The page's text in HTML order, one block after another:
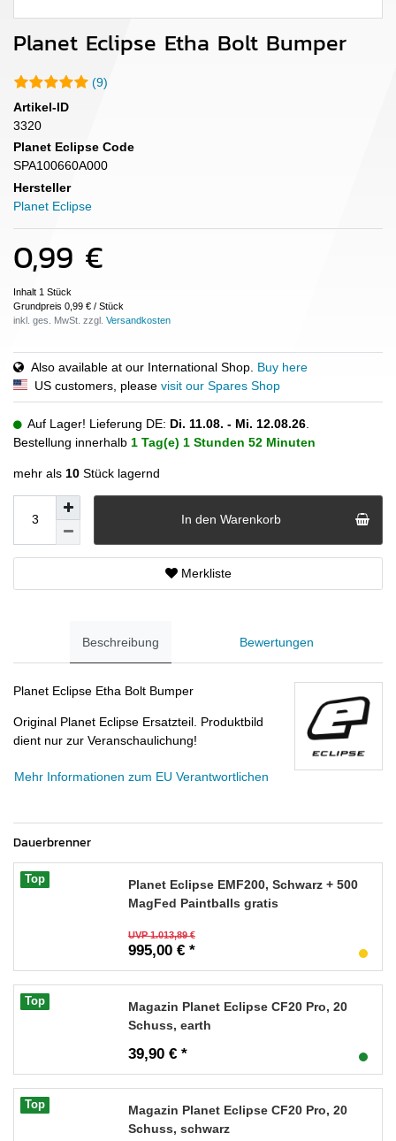
Planet Eclipse Etha Bolt Bumper
(9)
Artikel-ID
3320
Planet Eclipse Code
SPA100660A000
Hersteller
Planet Eclipse
0,99 €
Inhalt 1 Stück
Grundpreis 0,99 € / Stück
inkl. ges. MwSt. zzgl.
Also available at our International Shop. Buy here
US customers, please visit our Spares Shop
Auf Lager! Lieferung DE: Di. 11.08. - Mi. 12.08.26
Bestellung innerhalb 1 Tag(e) 1 Stunden 52 Minuten
mehr als 10 Stück lagernd
In den Warenkorb
Merkliste
Beschreibung Bewertungen
Planet Eclipse Etha Bolt Bumper
Original Planet Eclipse Ersatzteil. Produktbild
dient nur zur Veranschaulichung!
Mehr Informationen zum EU Verantwortlichen
Dauerbrenner
Top
Planet Eclipse EMF200, Schwarz + 500
MagFed Paintballs gratis
UVP 1.013,89 €
995,00 € *
Top
Magazin Planet Eclipse CF20 Pro, 20
Schuss, earth
39,90 € *
Top
Magazin Planet Eclipse CF20 Pro, 20
Schuss, schwarz